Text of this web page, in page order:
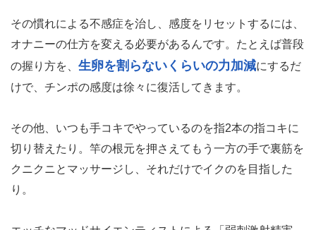
その慣れによる不感症を治し、感度をリセットするには、
オナニーの仕方を変える必要があるんです。たとえば普段
の握り方を、 生卵を割らないくらいの力加減にするだ
けで、チンポの感度は徐々に復活してきます。
その他、いつも手コキでやっているのを指2本の指コキに
切り替えたり。竿の根元を押さえてもう一方の手で裏筋を
クニクニとマッサージし、それだけでイクのを目指した
り。